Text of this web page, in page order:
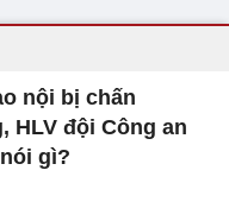
nội bị chấn
HLV đội Công an
gì?